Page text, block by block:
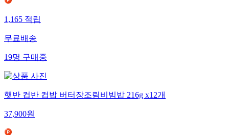
1,165 적립
무료배송
19명 구매중
햇반 컵반 컵밥 버터장조림비빔밥 216g x12개
37,900원